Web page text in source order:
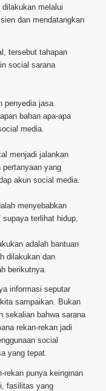
melalui
dan mendatangkan
tersebut tahapan
social sarana
penyedia jasa.
bahan apa-apa
media.
menjadi jalankan
pertanyaan yang
akun social media.
menyebabkan
terlihat hidup.
adalah bantuan
dilakukan dan
berikutnya.
informasi seputar
sampaikan. Bukan
sekalian bahwa sarana
rekan-rekan jadi
social
yang tepat.
rekan punya keinginan
fasilitas yang